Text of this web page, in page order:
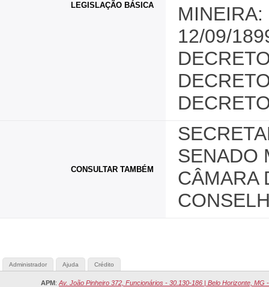
LEGISLAÇÃO BÁSICA
MINEIRA:
12/09/
CONSULTAR TAMBÉM
SENADO
CÂMARA
Administrador Ajuda Crédito
APM: Av. João Pinheiro 372, Funcionários - 30.130-186 | Belo Horizonte, MG